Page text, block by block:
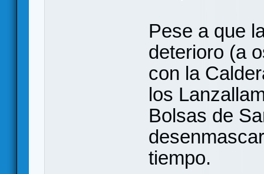
Pese a que
deterioro (a
con la
los
Bolsas de
tiempo.